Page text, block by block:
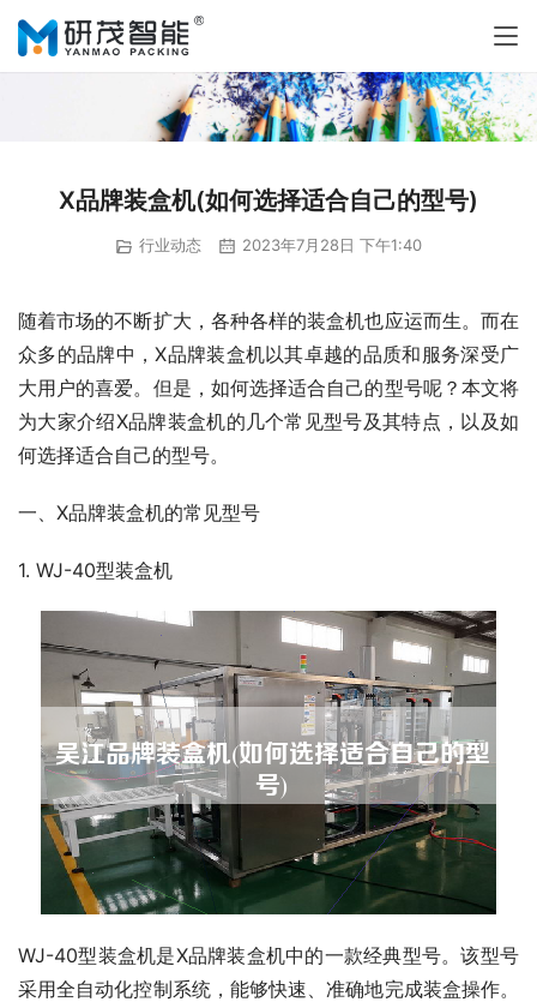
X品牌装盒机(如何选择适合自己的型号)
行业动态 2023年7月28日 下午1:40
随着市场的不断扩大，各种各样的装盒机也应运而生。而在
众多的品牌中，X品牌装盒机以其卓越的品质和服务深受广
大用户的喜爱。但是，如何选择适合自己的型号呢？本文将
为大家介绍X品牌装盒机的几个常见型号及其特点，以及如
何选择适合自己的型号。
一、X品牌装盒机的常见型号
1. WJ-40型装盒机
WJ-40型装盒机是X品牌装盒机中的一款经典型号。该型号
采用全自动化控制系统，能够快速、准确地完成装盒操作。